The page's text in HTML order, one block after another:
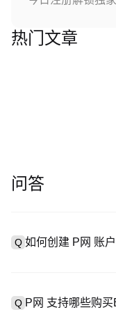
热门文章
问答
Q 如何创建 P网 账
Q P网 支持哪些购